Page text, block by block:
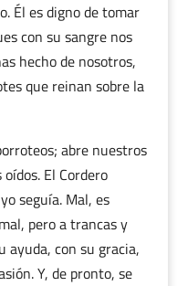
Él es digno de tomar
con su sangre nos
hecho de nosotros,
que reinan sobre la
abre nuestros
El Cordero
seguía. Mal, es
pero a trancas y
ayuda, con su gracia,
Y, de pronto, se